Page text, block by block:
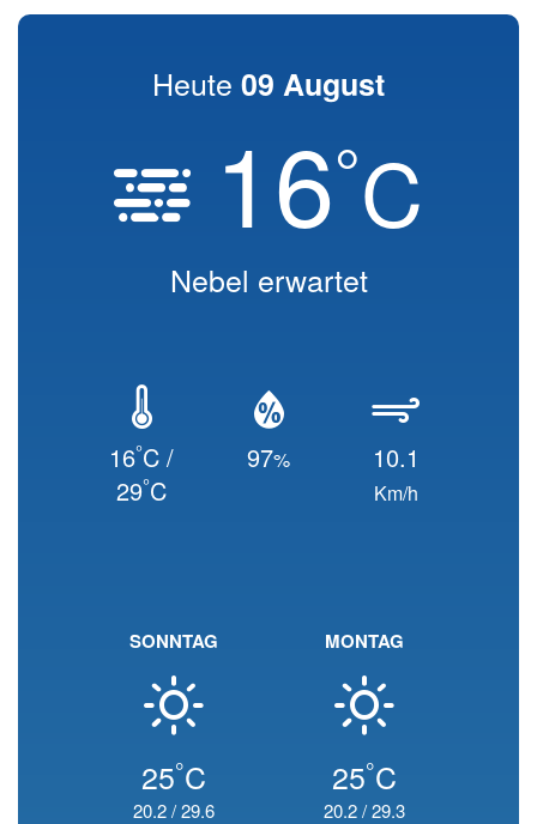
Heute 09 August
16°C
Nebel erwartet
16°C /
29°C
97% 10.1
Km/h
SONNTAG
25°C
20.2/29.6
MONTAG
25°C
20.2/29.3